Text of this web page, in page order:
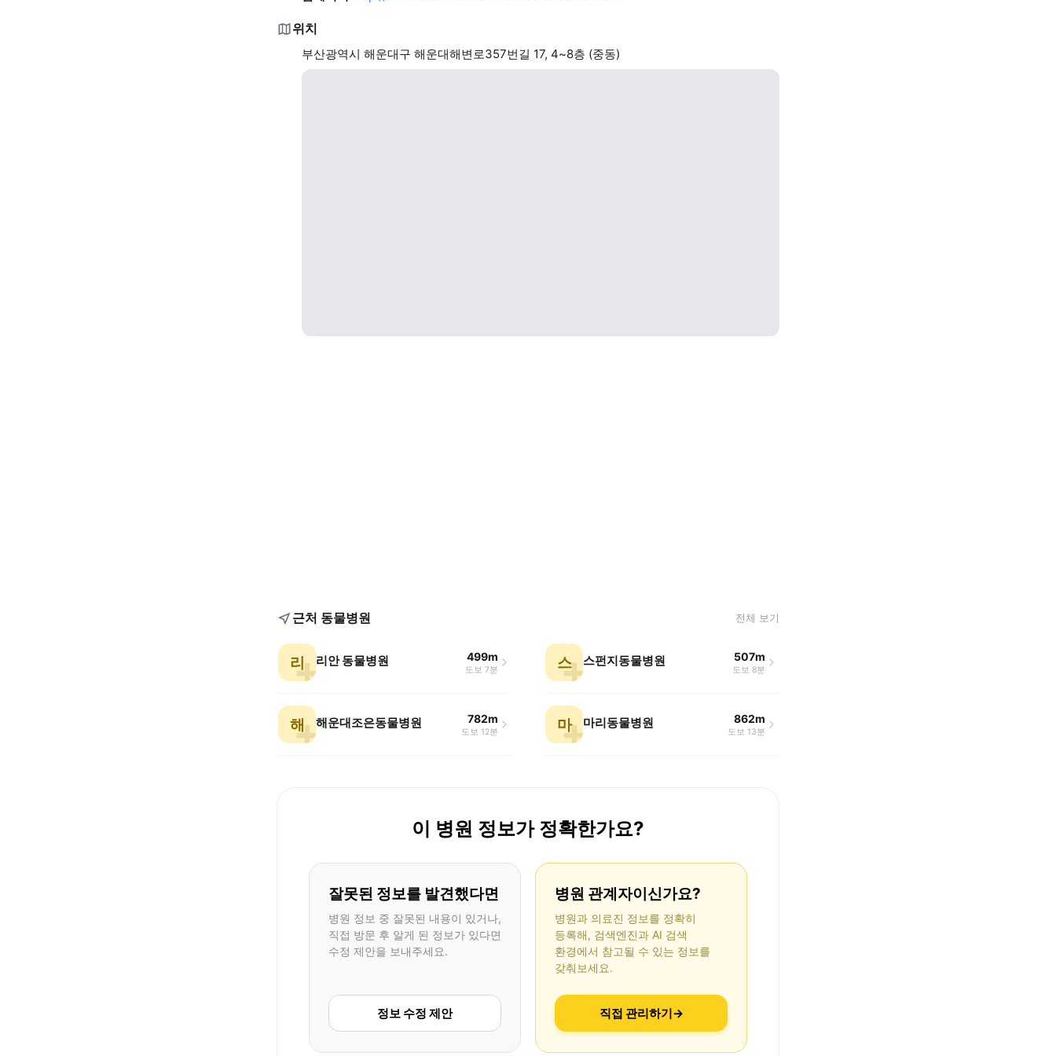
위치
부산광역시 해운대구 해운대해변로357번길 17, 4~8층 (중동)
근처 동물병원 전체 보기
리 리안 동물병원 499m
도보 7분 스 스펀지동물병원 507m
도보 8분
해 해운대조은동물병원 782m
도보 12분 마 마리동물병원 862m
도보 13분
이 병원 정보가 정확한가요?
잘못된 정보를 발견했다면
병원 정보 중 잘못된 내용이 있거나,
직접 방문 후 알게 된 정보가 있다면
수정 제안을 보내주세요.
정보 수정 제안
병원 관계자이신가요?
병원과 의료진 정보를 정확히
등록해, 검색엔진과 AI 검색
환경에서 참고될 수 있는 정보를
갖춰보세요.
직접 관리하기→